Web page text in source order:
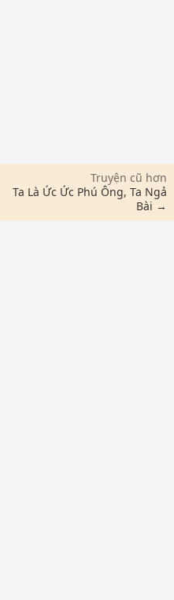
Truyện cũ hơn
Ta Là Ức Ức Phú Ông, Ta Ngả
Bài →